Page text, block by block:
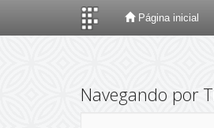
Página inicial
Navegando por